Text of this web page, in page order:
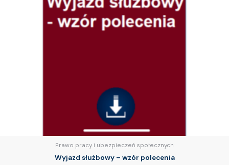
Prawo pracy i ubezpieczeń społecznych
Wyjazd służbowy – wzór polecenia